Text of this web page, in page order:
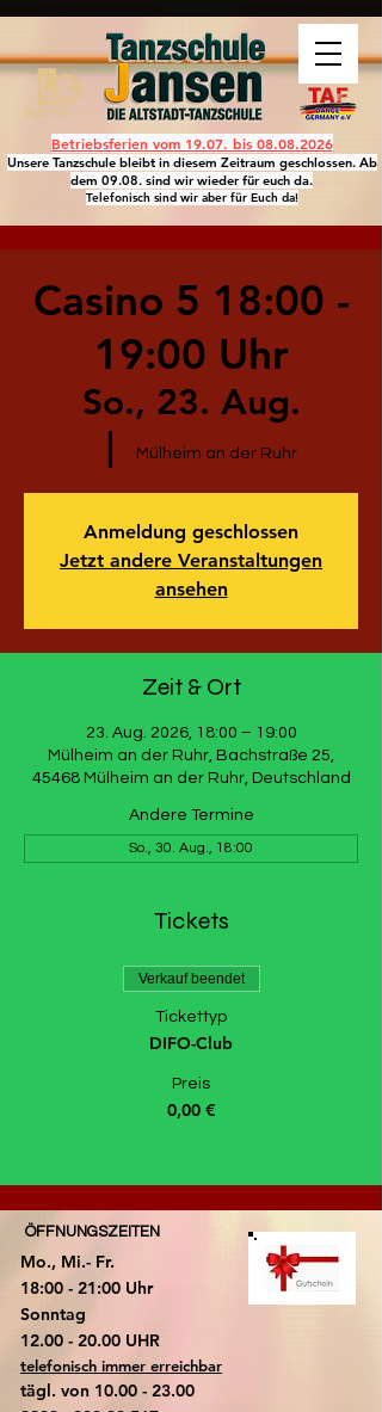
Betriebsferien vom 19.07. bis 08.08.2026
Unsere Tanzschule bleibt in diesem Zeitraum geschlossen. Ab
dem 09.08. sind wir wieder für euch da.
Telefonisch sind wir aber für Euch da!
Casino 5 18:00 -
19:00 Uhr
So., 23. Aug.
Mülheim an der Ruhr
Anmeldung geschlossen
Jetzt andere Veranstaltungen
ansehen
Zeit & Ort
23. Aug. 2026, 18:00 – 19:00
Mülheim an der Ruhr, Bachstraße 25,
45468 Mülheim an der Ruhr, Deutschland
Andere Termine
So., 30. Aug., 18:00
Tickets
Verkauf beendet
Tickettyp
DIFO-Club
Preis
0,00 €
ÖFFNUNGSZEITEN
Mo., Mi.- Fr.
18:00 - 21:00 Uhr
​Sonntag
​12.00 - 20.00 UHR
telefonisch immer erreichbar
tägl. von 10.00 - 23.00